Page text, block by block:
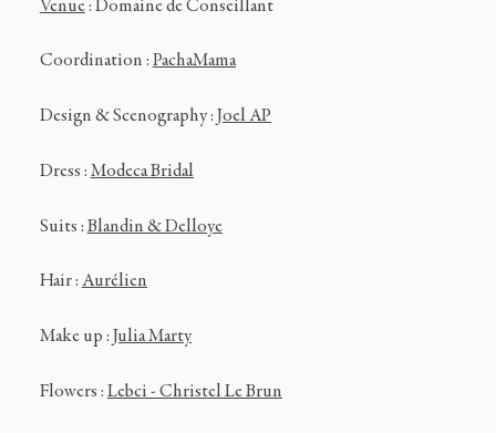
Venue: Domaine de Conseillant
Coordination :PachaMama
Design & Scenography : Joel AP
Dress : Modeca Bridal
Suits : Blandin & Delloye
Hair : Aurélien
Make up : Julia Marty
Flowers : Lebci - Christel Le Brun